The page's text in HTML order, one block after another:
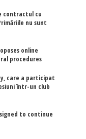
contractul cu
nu sunt
online
procedures
care a participat
într-un club
to continue